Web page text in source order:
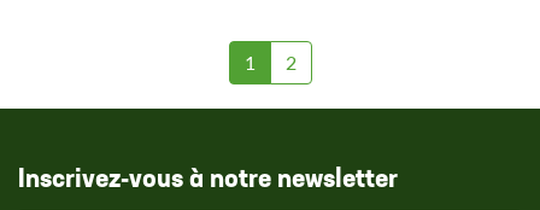
1 2
Inscrivez-vous à notre newsletter